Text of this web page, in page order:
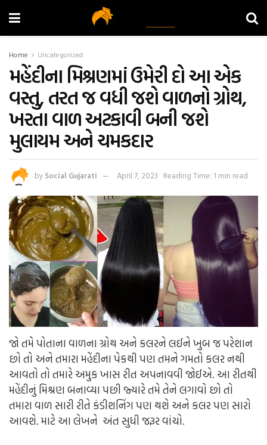
Home Uncategorized
મહેંદીના મિશ્રણમાં ઉમેરી દો આ એક
વસ્તુ, તરત જ વધી જશે વાળનો ગ્રોથ,
ખરતા વાળ અટકાવી બની જશે
મુલાયમ અને ચમકદાર
by Social Gujarati April 7, 2023 Reading Time: 1 min read
જો તમે પોતાના વાળના ગ્રોથ અને કલરને લઈને ખુબ જ પરેશાન
છો તો અને તમારા મહેંદીના પેકથી પણ તમને ગમતો કલર નથી
આવતો તો તમારે અમુક ખાસ રીત અપનાવવી જોઈએ. આ રીતથી
મહેંદીનું મિશ્રણ બનાવ્યા પછી જ્યારે તમે તેને લગાવો છો તો
તમારા વાળ સારી રીતે કંડીશનિંગ પણ થશે અને કલર પણ સારો
આવશે. માટે આ લેખને અંત સુધી જરૂર વાંચો.